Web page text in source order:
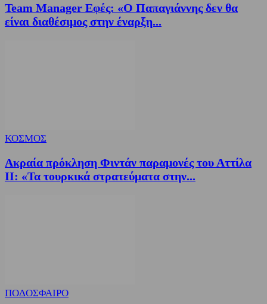
Team Manager Εφές: «Ο Παπαγιάννης δεν θα
είναι διαθέσιμος στην έναρξη...
ΚΟΣΜΟΣ
Ακραία πρόκληση Φιντάν παραμονές του Αττίλα
ΙΙ: «Τα τουρκικά στρατεύματα στην...
ΠΟΔΟΣΦΑΙΡΟ